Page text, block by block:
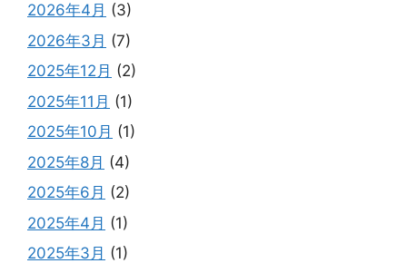
2026年4月 (3)
2026年3月 (7)
2025年12月 (2)
2025年11月 (1)
2025年10月 (1)
2025年8月 (4)
2025年6月 (2)
2025年4月 (1)
2025年3月 (1)